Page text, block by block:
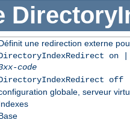
une redirection externe
code
off
globale, serveur